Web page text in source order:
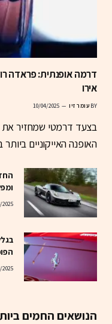
אירו
BY עומר זיו 10/04/2025
בצעד דרמטי שמחזיר
האופנה האייקוניים
2025
2025
הנושאים החמים